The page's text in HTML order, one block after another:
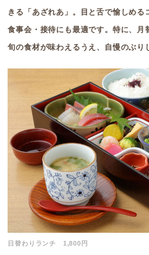
きる「あざれあ」。目と舌で愉しめる
食事会・接待にも最適です。特に、月
旬の食材が味わえるうえ、自慢のぶり
日替わりランチ 1,800円